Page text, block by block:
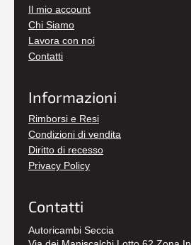
Il mio account
Chi Siamo
Lavora con noi
Contatti
Informazioni
Rimborsi e Resi
Condizioni di vendita
Diritto di recesso
Privacy Policy
Contatti
Autoricambi Seccia